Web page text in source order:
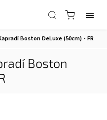
Boston DeLuxe (50cm) - FR
Boston